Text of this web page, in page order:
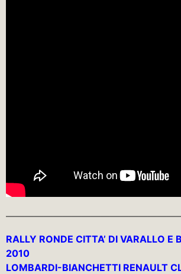
RALLY RONDE CITTA’ DI VARALLO E
2010
LOMBARDI-BIANCHETTI RENAULT